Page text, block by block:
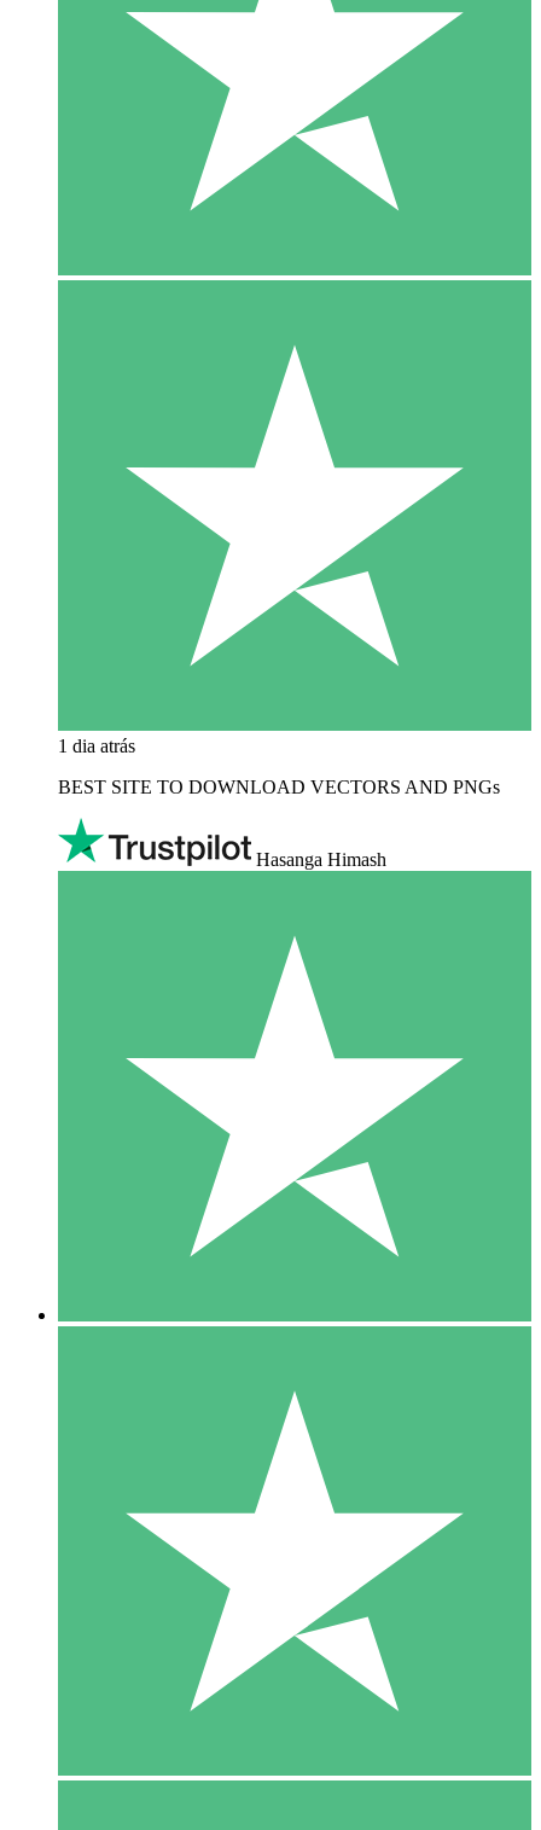
1 dia atrás
BEST SITE TO DOWNLOAD VECTORS AND PNGs
Hasanga Himash